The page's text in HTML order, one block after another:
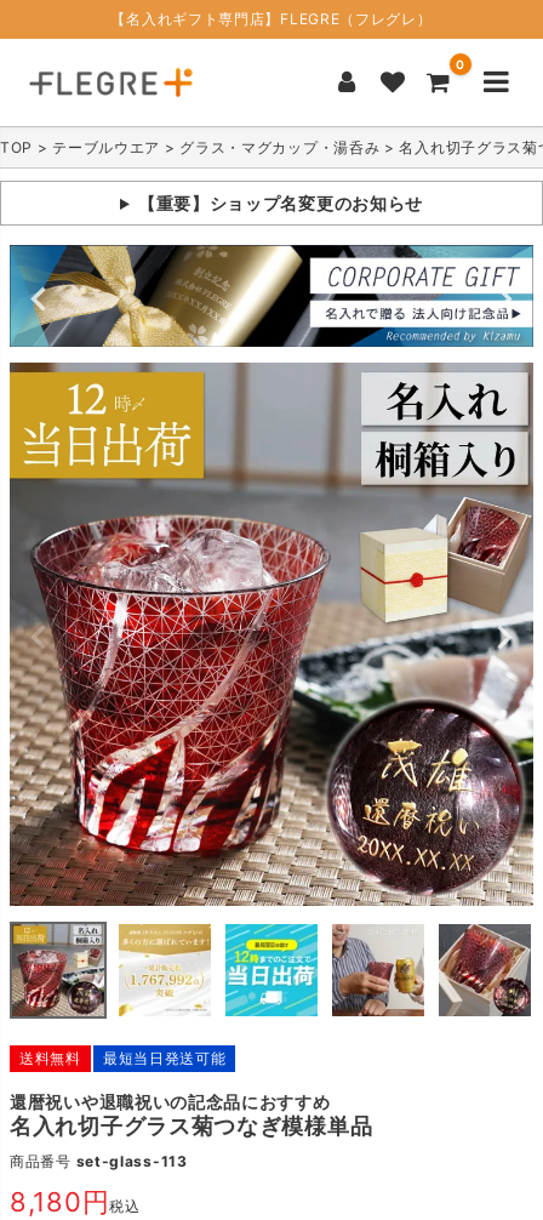
【名入れギフト専門店】FLEGRE（フレグレ）
0
TOP テーブルウエア グラス・マグカップ・湯呑み 名入れ切子グラス菊
【重要】ショップ名変更のお知らせ
送料無料 最短当日発送可能
還暦祝いや退職祝いの記念品におすすめ
名入れ切子グラス菊つなぎ模様単品
商品番号 set-glass-113
8,180 税込